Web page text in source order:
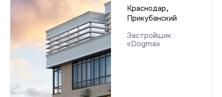
Краснодар,
Прикубанский
Застройщик
«Dogma»